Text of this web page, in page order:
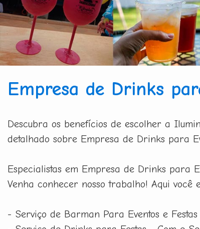
Empresa de Drinks
Descubra os benefícios de escolher a
detalhado sobre Empresa de Drinks para
Especialistas em Empresa de Drinks para
Venha conhecer nosso trabalho! Aqui você
- Serviço de Barman Para Eventos e Festas